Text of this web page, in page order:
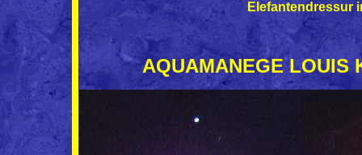
Elefantendressur
AQUAMANEGE LOUIS